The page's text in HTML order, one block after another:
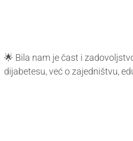
🌟 Bila nam je čast i
dijabetesu, već o zajedništvu,